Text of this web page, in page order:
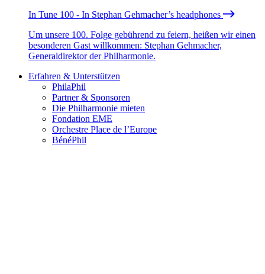
In Tune 100 - In Stephan Gehmacher’s headphones
Um unsere 100. Folge gebührend zu feiern, heißen wir einen
besonderen Gast willkommen: Stephan Gehmacher,
Generaldirektor der Philharmonie.
Erfahren & Unterstützen
PhilaPhil
Partner & Sponsoren
Die Philharmonie mieten
Fondation EME
Orchestre Place de l’Europe
BénéPhil